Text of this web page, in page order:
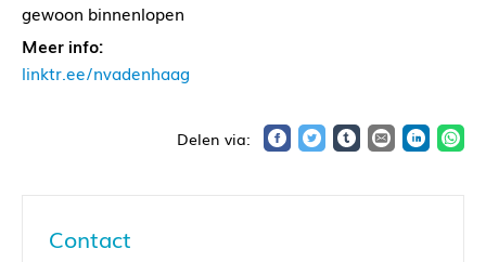
gewoon binnenlopen
Meer info:
linktr.ee/nvadenhaag
Contact